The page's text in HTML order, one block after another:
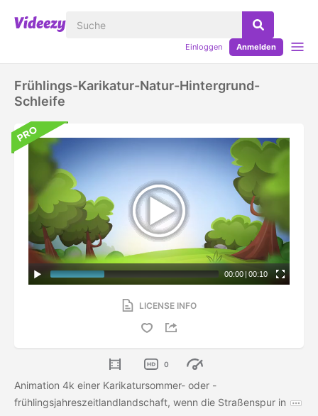
Einloggen Anmelden
Frühlings-Karikatur-Natur-Hintergrund-
Schleife
00:00 | 00:10
LICENSE INFO
0
Animation 4k einer Karikatursommer- oder -
frühlingsjahreszeitlandlandschaft, wenn die Straßenspur in